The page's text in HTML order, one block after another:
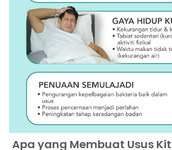
Apa yang Membuat Usus